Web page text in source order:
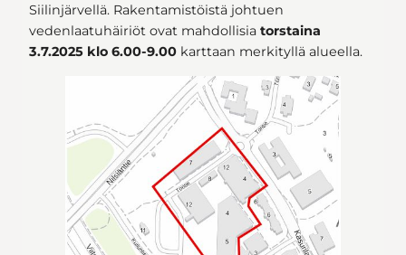
Siilinjärvellä. Rakentamistöistä johtuen
vedenlaatuhäiriöt ovat mahdollisia torstaina
3.7.2025 klo 6.00-9.00 karttaan merkityllä alueella.